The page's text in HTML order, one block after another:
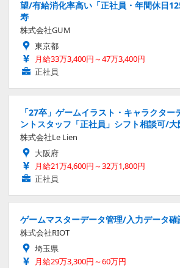
望/有給消化率高い「正社員・年間休日
寿
株式会社GUM
東京都
月給33万3,400円～47万3,400円
正社員
「27卒」ゲームイラスト・キャラクター
ントスタッフ「正社員」シフト相談可/
株式会社Le Lien
大阪府
月給21万4,600円～32万1,800円
正社員
ゲームマスターデータ管理/入力データ
株式会社RIOT
埼玉県
月給29万3,300円～60万円